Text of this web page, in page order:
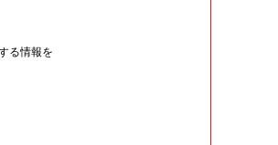
る情報を